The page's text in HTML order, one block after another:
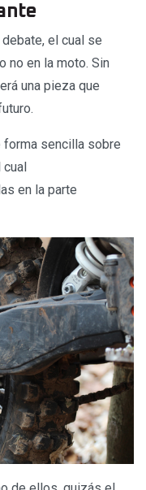
el cual se
no en la moto. Sin
una pieza que
sencilla sobre
en la parte